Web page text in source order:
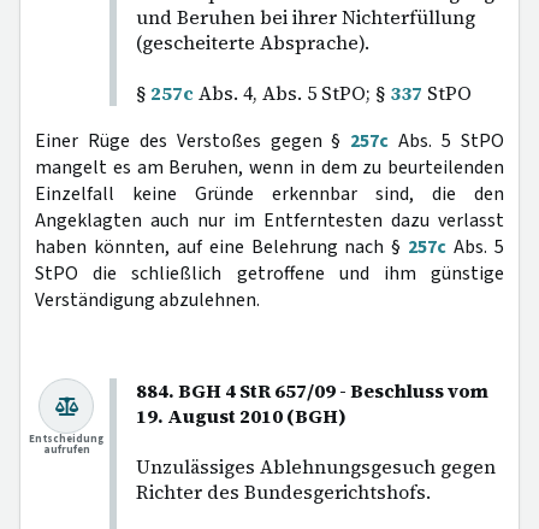
und Beruhen bei ihrer Nichterfüllung
(gescheiterte Absprache).
§ 257cAbs. 4, Abs. 5 StPO; § 337 StPO
Einer Rüge des Verstoßes gegen § 257c Abs. 5 StPO
mangelt es am Beruhen, wenn in dem zu beurteilenden
Einzelfall keine Gründe erkennbar sind, die den
Angeklagten auch nur im Entferntesten dazu verlasst
haben könnten, auf eine Belehrung nach § 257c Abs. 5
StPO die schließlich getroffene und ihm günstige
Verständigung abzulehnen.
884. BGH 4 StR 657/09 - Beschluss vom
19. August 2010 (BGH)
Unzulässiges Ablehnungsgesuch gegen
Richter des Bundesgerichtshofs.
Entscheidung
aufrufen